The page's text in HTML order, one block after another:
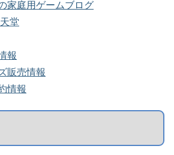
家庭用ゲームブログ
堂
報
販売情報
情報